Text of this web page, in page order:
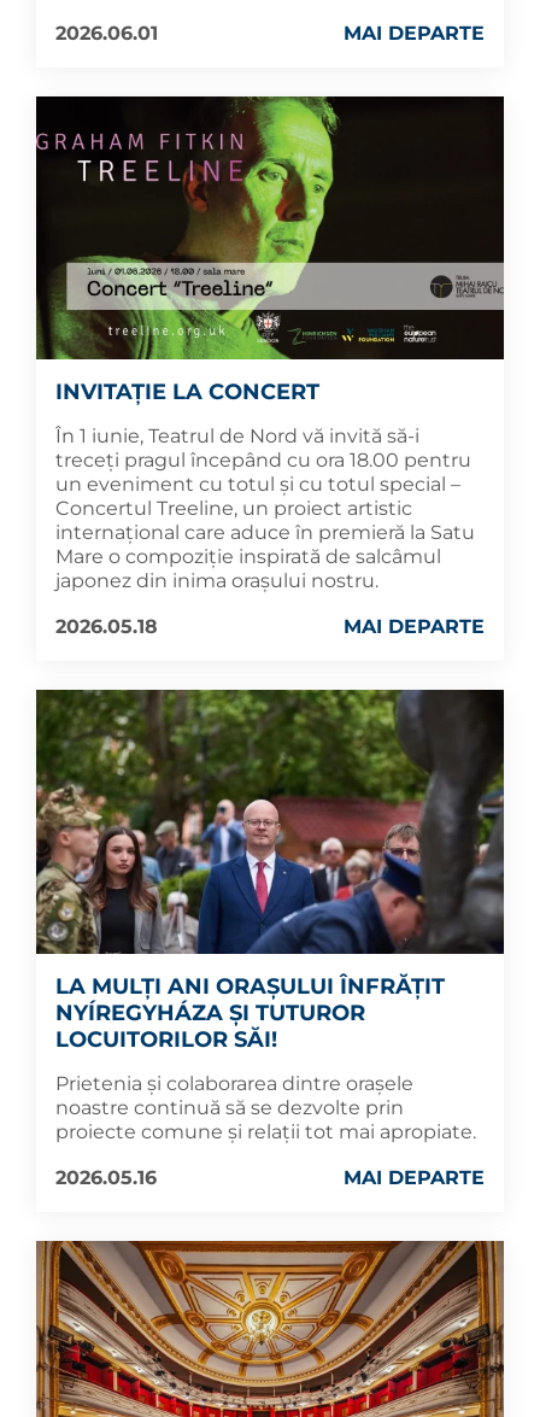
2026.06.01
MAI DEPARTE
INVITAȚIE LA CONCERT
În 1 iunie, Teatrul de Nord vă invită să-i
treceți pragul începând cu ora 18.00 pentru
un eveniment cu totul și cu totul special –
Concertul Treeline, un proiect artistic
internațional care aduce în premieră la Satu
Mare o compoziție inspirată de salcâmul
japonez din inima orașului nostru.
2026.05.18
MAI DEPARTE
LA MULȚI ANI ORAȘULUI ÎNFRĂȚIT
NYÍREGYHÁZA ȘI TUTUROR
LOCUITORILOR SĂI!
Prietenia și colaborarea dintre orașele
noastre continuă să se dezvolte prin
proiecte comune și relații tot mai apropiate.
2026.05.16
MAI DEPARTE